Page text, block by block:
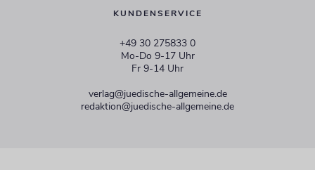
KUNDENSERVICE
+49 30 275833 0
Mo-Do 9-17 Uhr
Fr 9-14 Uhr
verlag@juedische-allgemeine.de
redaktion@juedische-allgemeine.de